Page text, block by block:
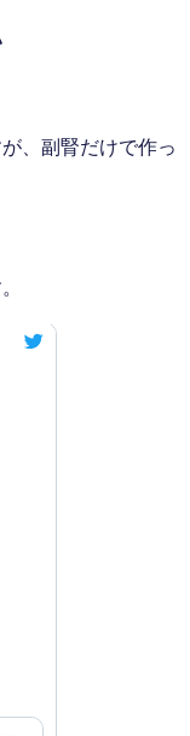
、副腎だけで作っ